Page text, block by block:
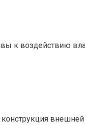
к воздействию